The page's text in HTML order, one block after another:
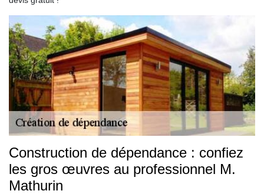
Construction de dépendance : confiez
les gros œuvres au professionnel M.
Mathurin